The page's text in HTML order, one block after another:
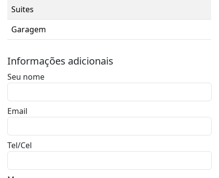
Suites
Garagem
Informações adicionais
Seu nome
Email
Tel/Cel